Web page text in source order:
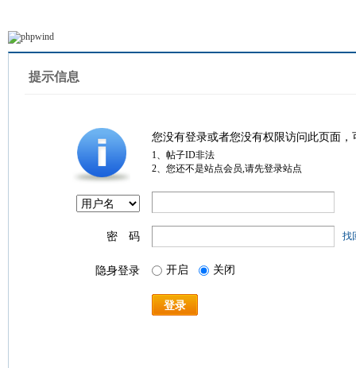
提示信息
您没有登录或者您没有权限访问此页面
1、帖子ID非法
2、您还不是站点会员,请先登录站点
密 码 找
隐身登录 开启 关闭
登录